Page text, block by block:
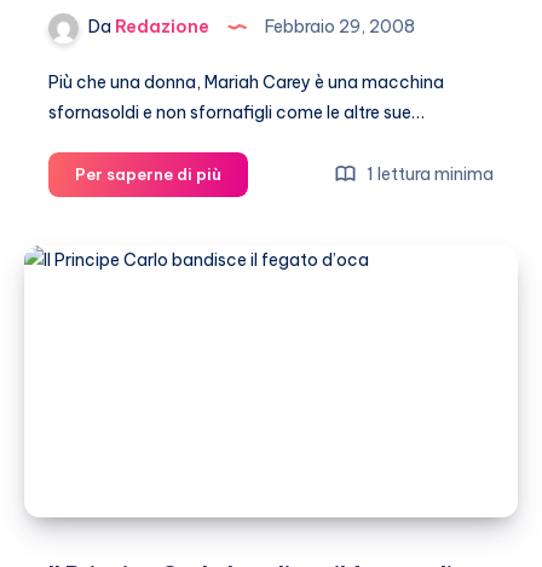
Da Redazione Febbraio 29, 2008
Più che una donna, Mariah Carey è una macchina
sfornasoldi e non sfornafigli come le altre sue…
Per saperne di più
Carey
promozione
1 lettura minima